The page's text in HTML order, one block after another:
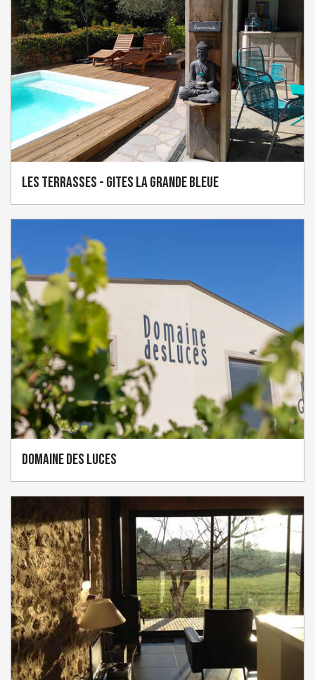
Les Terrasses - Gites La Grande Bleue
Domaine Des Luces